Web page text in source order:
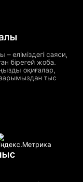
еліміздегі саяси,
бірегей жоба.
оқиғалар,
тыс